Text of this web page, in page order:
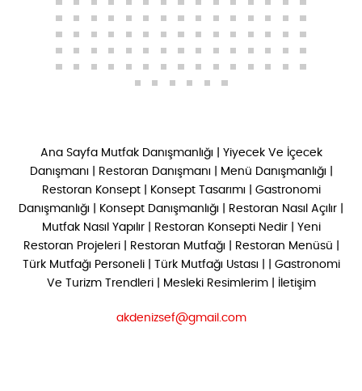
Ana Sayfa Mutfak Danışmanlığı
Yiyecek Ve İçecek
Danışmanı
Restoran Danışmanı Menü Danışmanlığı
Restoran Konsept| Konsept Tasarımı
Gastronomi
Danışmanlığı
Konsept Danışmanlığı Restoran Nasıl Açılır
Mutfak Nasıl Yapılır| Restoran Konsepti Nedir|
Yeni
Restoran Projeleri| Restoran Mutfağı Restoran Menüsü
Türk Mutfağı Personeli| Türk Mutfağı Ustası
Gastronomi
Ve Turizm Trendleri| Mesleki Resimlerim| İletişim
akdenizsef@gmail.com